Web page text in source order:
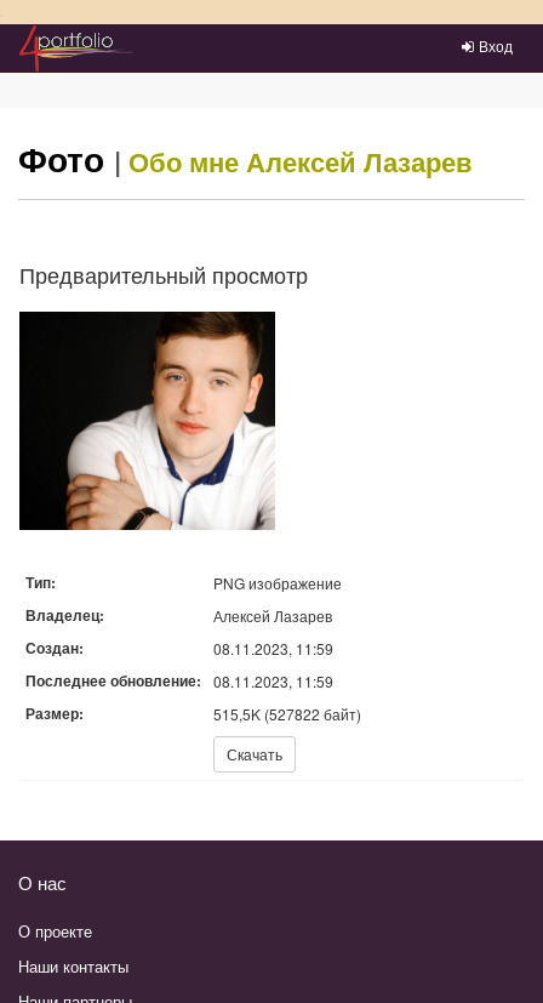
Преейти на главное меню
Вход
Фото | Обо мнеАлексей Лазарев
Предварительный просмотр
Тип: PNG изображение
Владелец: Алексей Лазарев
Создан: 08.11.2023, 11:59
Последнее обновление: 08.11.2023, 11:59
Размер: 515,5K (527822 байт)
Скачать
О нас
О проекте
Наши контакты